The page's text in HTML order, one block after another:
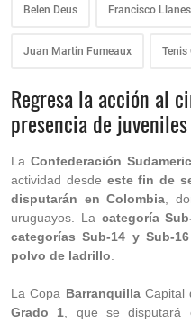
Belen Deus Francisco Llanes
Juan Martin Fumeaux Tenis
Regresa la acción al
presencia de
La Confederación
actividad desde este fin de
disputarán en Colombia ,
uruguayos. La categoría
categorías Sub-14 y Sub-
polvo de ladrillo
La Copa BarranquillaCapital
Grado 1 , que se disputará